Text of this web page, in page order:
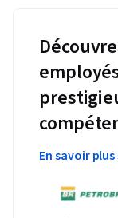
En savoir